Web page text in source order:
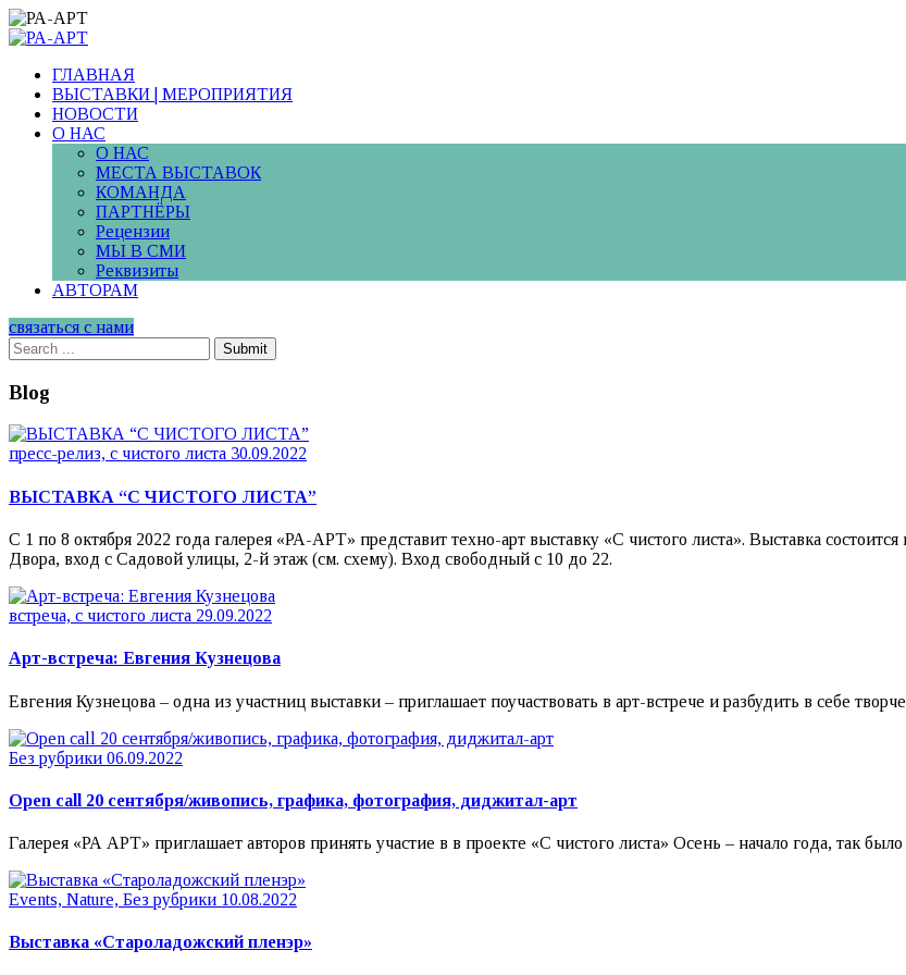
ГЛАВНАЯ
ВЫСТАВКИ | МЕРОПРИЯТИЯ
НОВОСТИ
О НАС
О НАС
МЕСТА ВЫСТАВОК
КОМАНДА
ПАРТНЁРЫ
Рецензии
МЫ В СМИ
Реквизиты
АВТОРАМ
связаться с нами
Submit
Blog
пресс-релиз, с чистого листа 30.09.2022
ВЫСТАВКА “С ЧИСТОГО ЛИСТА”
С 1 по 8 октября 2022 года галерея «РА-АРТ» представит техно-арт выставку «С чистого листа». Выставка
Двора, вход с Садовой улицы, 2-й этаж (см. схему). Вход свободный с 10 до 22.
встреча, с чистого листа 29.09.2022
Арт-встреча: Евгения Кузнецова
Евгения Кузнецова – одна из участниц выставки – приглашает поучаствовать в арт-встрече и разбудить в себе
Без рубрики 06.09.2022
Open call 20 сентября/живопись, графика, фотография, диджитал-арт
Галерея «РА АРТ» приглашает авторов принять участие в в проекте «С чистого листа» Осень – начало года, так
Events, Nature, Без рубрики 10.08.2022
Выставка «Староладожский пленэр»